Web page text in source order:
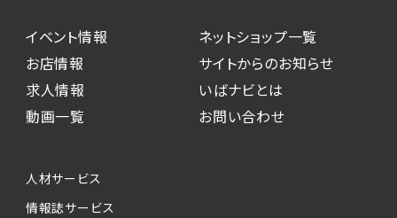
イベント情報
お店情報
求人情報
動画一覧
ネットショップ一覧
サイトからのお知らせ
いばナビとは
お問い合わせ
人材サービス
情報誌サービス